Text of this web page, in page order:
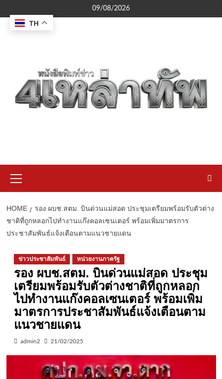
to
content
09/08/2026
Menu
HOME
รอง ผบช.สตม. บินด่วนแม่สอด ประชุมเตรียมพร้อมรับตัวต่าง
ชาติที่ถูกหลอกไปทำงานแก๊งคอลเซนเตอร์ พร้อมเพิ่มมาตรการ
ประชาสัมพันธ์แจ้งเตือนตามแนวชายแดน
ข่าวประชาสัมพันธ์ หน่วยงานภาครัฐ
รอง ผบช.สตม. บินด่วนแม่สอด ประชุม
เตรียมพร้อมรับตัวต่างชาติที่ถูกหลอก
ไปทำงานแก๊งคอลเซนเตอร์ พร้อมเพิ่ม
มาตรการประชาสัมพันธ์แจ้งเตือนตาม
แนวชายแดน
admin2 21/02/2025
TH